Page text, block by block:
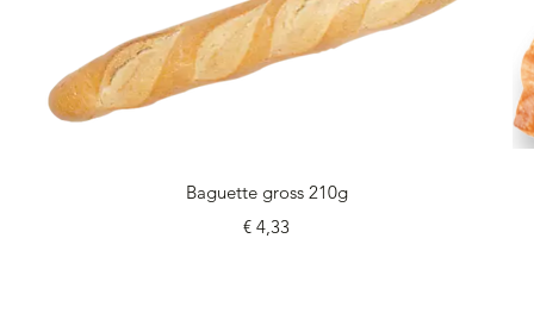
Schnellansicht
Baguette gross 210g
Preis
€ 4,33